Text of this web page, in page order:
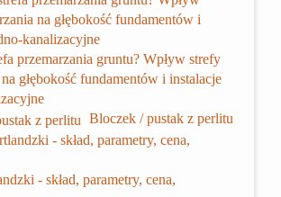
przemarzania gruntu? Wpływ strefy
głębokość fundamentów i instalacje
Bloczek / pustak z perlitu
- skład, parametry, cena,